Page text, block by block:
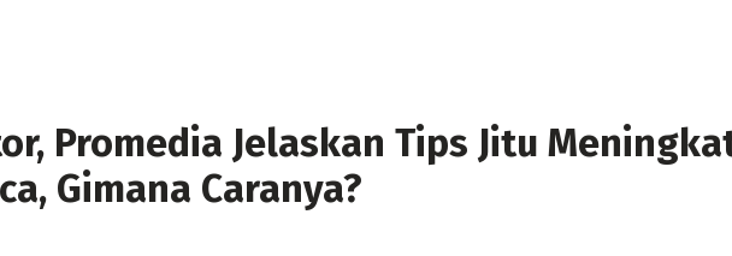
Promedia Jelaskan Tips Jitu
Gimana Caranya?